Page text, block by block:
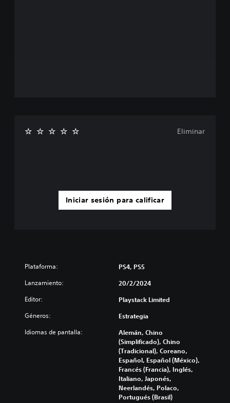
Iniciar sesión para calificar
Eliminar
Plataforma: PS4, PS5
Lanzamiento: 20/2/2024
Editor: Playstack Limited
Géneros: Estrategia
Idiomas de pantalla:
Alemán, Chino
(Simplificado), Chino
(Tradicional), Coreano,
Español, Español (México),
Francés (Francia), Inglés,
Italiano, Japonés,
Neerlandés, Polaco,
Portugués (Brasil)